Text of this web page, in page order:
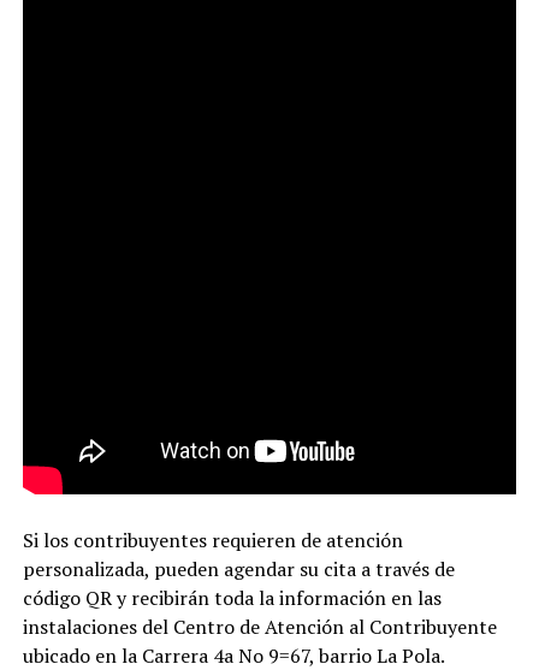
Si los contribuyentes requieren de atención
personalizada, pueden agendar su cita a través de
código QR y recibirán toda la información en las
instalaciones del Centro de Atención al Contribuyente
ubicado en la Carrera 4a No 9=67, barrio La Pola.